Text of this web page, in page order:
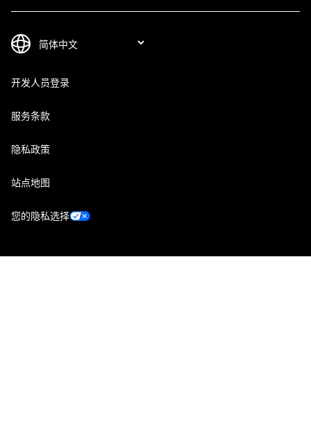
开发人员登录
服务条款
隐私政策
站点地图
您的隐私选择